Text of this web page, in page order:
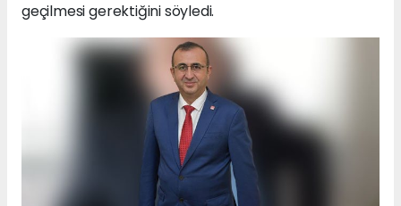
geçilmesi gerektiğini söyledi.